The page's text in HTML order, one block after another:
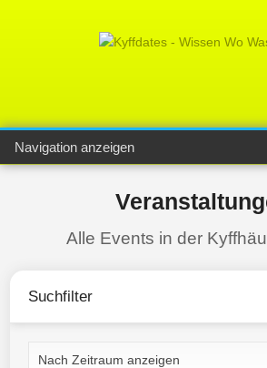
Navigation anzeigen
Alle Events in der
Suchfilter
Nach Zeitraum anzeigen